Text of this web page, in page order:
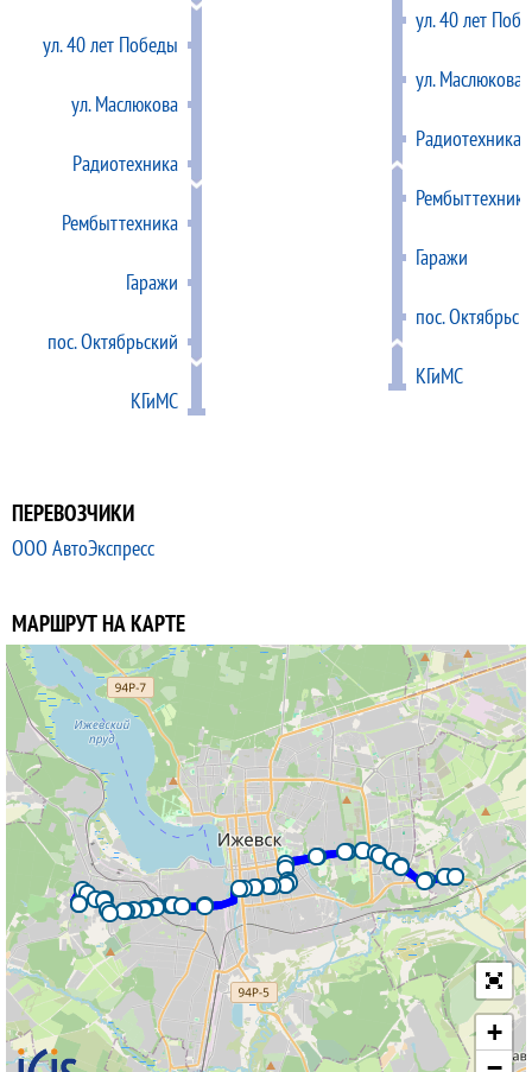
ул. 40 лет Победы
ул. Маслюкова
Радиотехника
Рембыттехника
Гаражи
пос. Октябрьский
КГиМС
ул. 40 лет
ул. Маслюкова
Радиотехника
Рембыттехника
Гаражи
пос.
КГиМС
ПЕРЕВОЗЧИКИ
ООО АвтоЭкспресс
МАРШРУТ НА КАРТЕ
+